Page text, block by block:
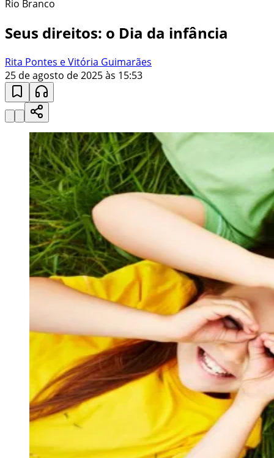
Rio Branco
Seus direitos: o Dia da infância
Rita Pontes e Vitória Guimarães
25 de agosto de 2025 às 15:53